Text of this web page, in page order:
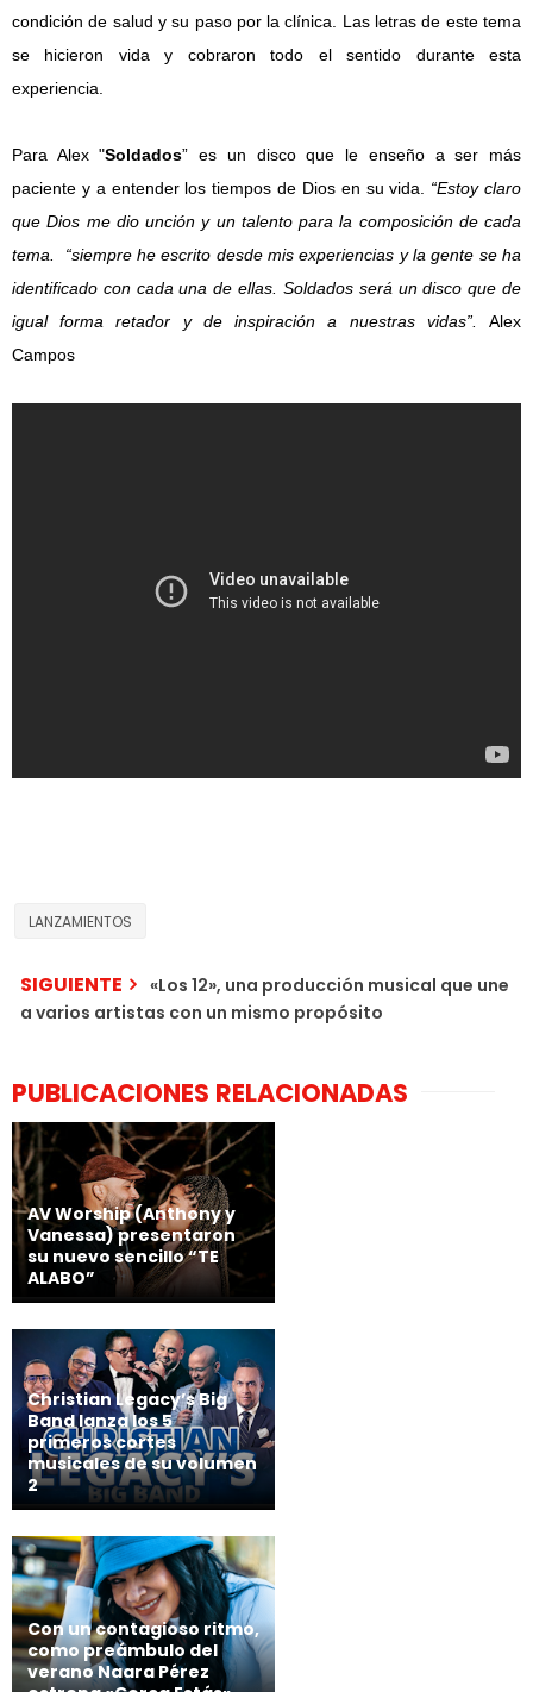
condición de salud y su paso por la clínica. Las letras de este tema
se hicieron vida y cobraron todo el sentido durante esta
experiencia.
Para Alex "Soldados” es un disco que le enseño a ser más
paciente y a entender los tiempos de Dios en su vida. “Estoy claro
que Dios me dio unción y un talento para la composición de cada
tema. “siempre he escrito desde mis experiencias y la gente se ha
identificado con cada una de ellas. Soldados será un disco que de
igual forma retador y de inspiración a nuestras vidas”. Alex
Campos
LANZAMIENTOS
SIGUIENTE
«Los 12», una producción musical que une
a varios artistas con un mismo propósito
PUBLICACIONES RELACIONADAS
AV Worship (Anthony y
Vanessa) presentaron
su nuevo sencillo “TE
ALABO”
Christian Legacy’s Big
Band lanza los 5
primeros cortes
musicales de su volumen
2
Con un contagioso ritmo,
como preámbulo del
verano Naara Pérez